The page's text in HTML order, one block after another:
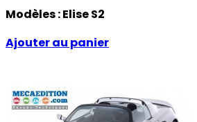
Modèles :Elise S2
Ajouter au panier